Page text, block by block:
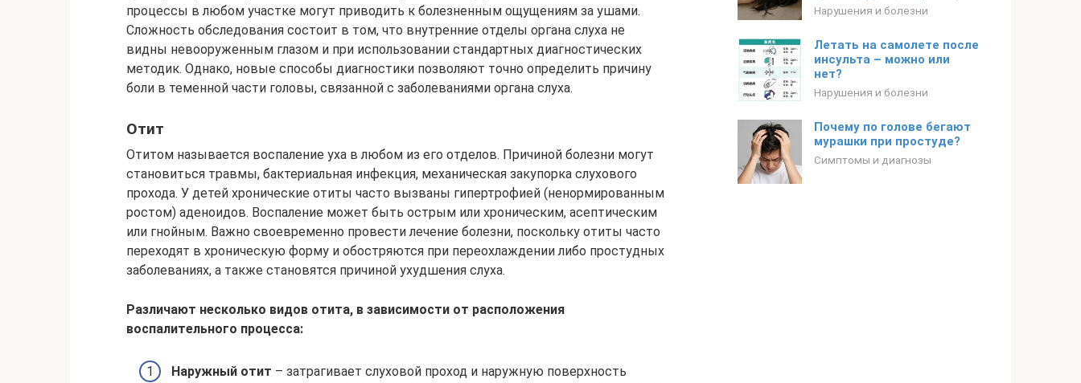
процессы в любом участке могут приводить к болезненным ощущениям за ушами.
Сложность обследования состоит в том, что внутренние отделы органа слуха не
видны невооруженным глазом и при использовании стандартных диагностических
методик. Однако, новые способы диагностики позволяют точно определить причину
боли в теменной части головы, связанной с заболеваниями органа слуха.
Отит
Отитом называется воспаление уха в любом из его отделов. Причиной болезни могут
становиться травмы, бактериальная инфекция, механическая закупорка слухового
прохода. У детей хронические отиты часто вызваны гипертрофией (ненормированным
ростом) аденоидов. Воспаление может быть острым или хроническим, асептическим
или гнойным. Важно своевременно провести лечение болезни, поскольку отиты часто
переходят в хроническую форму и обостряются при переохлаждении либо простудных
заболеваниях, а также становятся причиной ухудшения слуха.
Различают несколько видов отита, в зависимости от расположения
воспалительного процесса:
Наружный отит – затрагивает слуховой проход и наружную поверхность
Нарушения и болезни
Летать на самолете после
инсульта – можно или
нет?
Нарушения и болезни
Почему по голове бегают
мурашки при простуде?
Симптомы и диагнозы